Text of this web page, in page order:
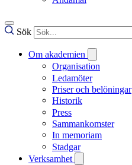
Sök
Om akademien
Organisation
Ledamöter
Priser och belöningar
Historik
Press
Sammankomster
In memoriam
Stadgar
Verksamhet